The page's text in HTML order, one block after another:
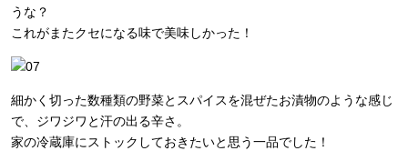
うな？
これがまたクセになる味で美味しかった！
細かく切った数種類の野菜とスパイスを混ぜたお漬物のような感じ
で、ジワジワと汗の出る辛さ。
家の冷蔵庫にストックしておきたいと思う一品でした！